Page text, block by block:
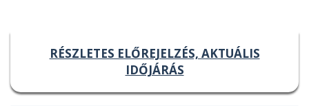
RÉSZLETES ELŐREJELZÉS, AKTUÁLIS
IDŐJÁRÁS